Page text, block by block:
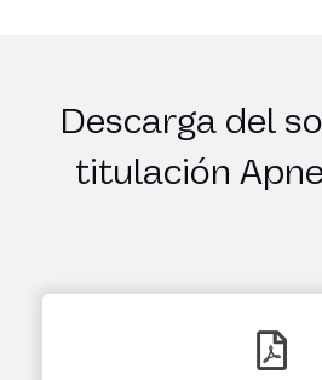
Descarga del
titulación